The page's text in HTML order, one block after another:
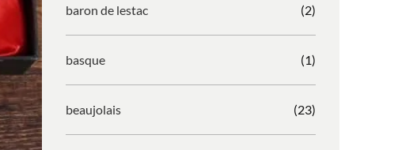
baron de lestac (2)
basque (1)
beaujolais (23)